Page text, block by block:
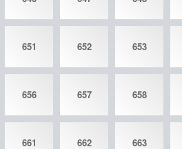
651 652 653
656 657 658
661 662 663